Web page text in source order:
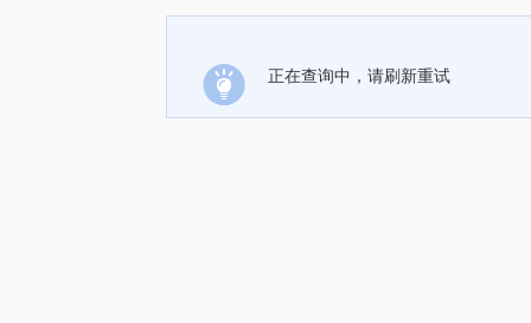
正在查询中，请刷新重试